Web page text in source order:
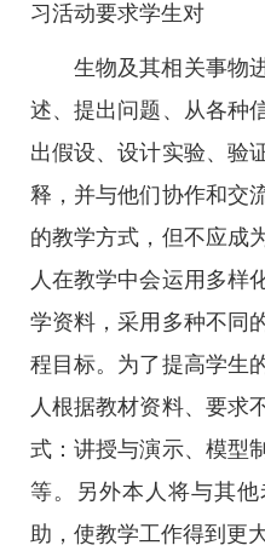
习活动要求学生对
生物及其相关事物
述、提出问题、从各种
出假设、设计实验、验
释，并与他们协作和交
的教学方式，但不应成
人在教学中会运用多样
学资料，采用多种不同
程目标。为了提高学生
人根据教材资料、要求
式：讲授与演示、模型
等。另外本人将与其
助，使教学工作得到更